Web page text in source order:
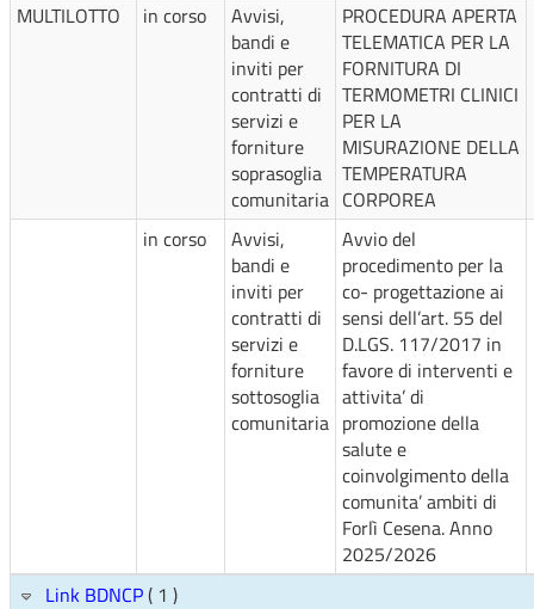
MULTILOTTO
in corso
Avvisi,
bandi e
inviti per
contratti di
servizi e
forniture
soprasoglia
comunitaria
PROCEDURA APERTA
TELEMATICA PER LA
FORNITURA DI
TERMOMETRI CLINICI
PER LA
MISURAZIONE DELLA
TEMPERATURA
CORPOREA
in corso
Avvisi,
bandi e
inviti per
contratti di
servizi e
forniture
sottosoglia
comunitaria
Avvio del
procedimento per la
co- progettazione ai
sensi dell’art. 55 del
D.LGS. 117/2017 in
favore di interventi e
attivita’ di
promozione della
salute e
coinvolgimento della
comunita’ ambiti di
Forlì Cesena. Anno
2025/2026
Link BDNCP( 1 )